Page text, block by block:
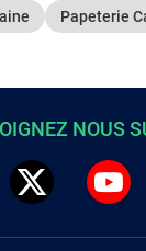
Papeterie
NOUS